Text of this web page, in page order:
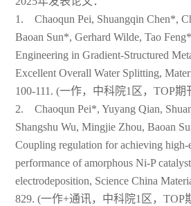
1. Chaoqun Pei, Shuangqin Chen*,
Baoan Sun*, Gerhard Wilde, Tao
Engineering in Gradient-Structured
Excellent Overall Water Splitting,
100-111. (一作，中科院1区，TOP期
2. Chaoqun Pei*, Yuyang Qian,
Shangshu Wu, Mingjie Zhou, Baoan
Coupling regulation for achieving
performance of amorphous Ni-P
electrodeposition, Science China
829. (一作+通讯，中科院1区，TOP